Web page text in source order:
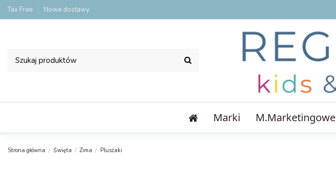
Tax Free Nowe dostawy
Marki M.Marketingowe
Strona główna Święta Zima Pluszaki